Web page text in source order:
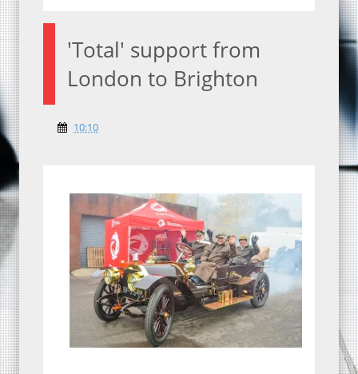
'Total' support from
London to Brighton
10:10